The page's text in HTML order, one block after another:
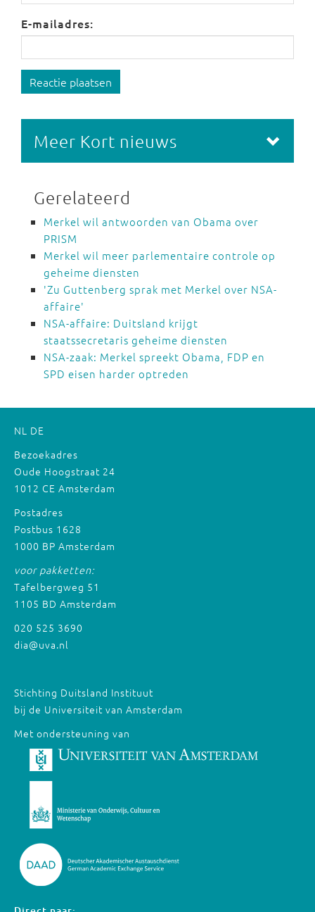
E-mailadres:
Reactie plaatsen
Meer Kort nieuws
Gerelateerd
Merkel wil antwoorden van Obama over
PRISM
Merkel wil meer parlementaire controle op
geheime diensten
'Zu Guttenberg sprak met Merkel over NSA-
affaire'
NSA-affaire: Duitsland krijgt
staatssecretaris geheime diensten
NSA-zaak: Merkel spreekt Obama, FDP en
SPD eisen harder optreden
NL DE
Bezoekadres
Oude Hoogstraat 24
1012 CE Amsterdam
Postadres
Postbus 1628
1000 BP Amsterdam
voor pakketten:
Tafelbergweg 51
1105 BD Amsterdam
020 525 3690
dia@uva.nl
Stichting Duitsland Instituut
bij de Universiteit van Amsterdam
Met ondersteuning van